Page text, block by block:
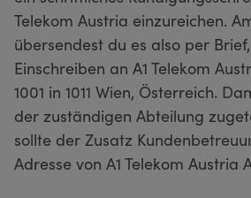
Telekom Austria einzureichen.
übersendest du es also per
Einschreiben an A1 Telekom
1001 in 1011 Wien, Österreich.
der zuständigen Abteilung
sollte der Zusatz
Adresse von A1 Telekom Austria